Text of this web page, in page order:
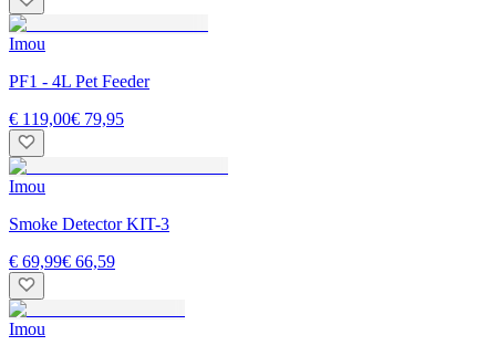
Imou
PF1 - 4L Pet Feeder
€ 119,00€ 79,95
Imou
Smoke Detector KIT-3
€ 69,99€ 66,59
Imou